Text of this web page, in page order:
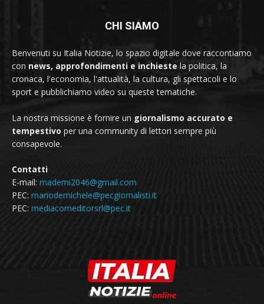
CHI SIAMO
Benvenuti su Italia Notizie, lo spazio digitale dove raccontiamo
con news, approfondimenti e inchieste la politica, la
cronaca, l'economia, l'attualità, la cultura, gli spettacoli e lo
sport e pubblichiamo video su queste tematiche.
La nostra missione è fornire un giornalismo accurato e
tempestivo per una community di lettori sempre più
consapevole.
Contatti
E-mail: mademi2046@gmail.com
PEC: mariodemichele@pecgiornalisti.it
PEC: mediacomeditorsrl@pec.it